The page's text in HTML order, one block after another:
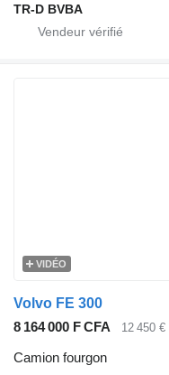
TR-D BVBA
VIDÉO
Volvo FE 300
8 164 000 F CFA
12 450 €
Camion fourgon